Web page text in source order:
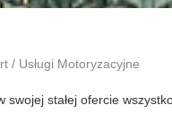
/ Usługi Motoryzacyjne
stałej ofercie